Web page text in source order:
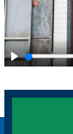
Play